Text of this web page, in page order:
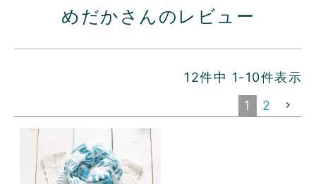
めだかさんのレビュー
12件中 1-10件表示
1
2